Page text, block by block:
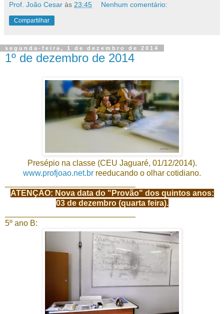
Prof. João Cesar às 23:45 Nenhum comentário:
Compartilhar
segunda-feira, 1 de dezembro de 2014
1º de dezembro de 2014
Presépio na classe (CEU Jaguaré, 01/12/2014).
www.profjoao.net.br reeducando o olhar cotidiano.
ATENÇÃO: Nova data do "Provão" dos quintos anos:
03 de dezembro (quarta feira).
5º ano B: